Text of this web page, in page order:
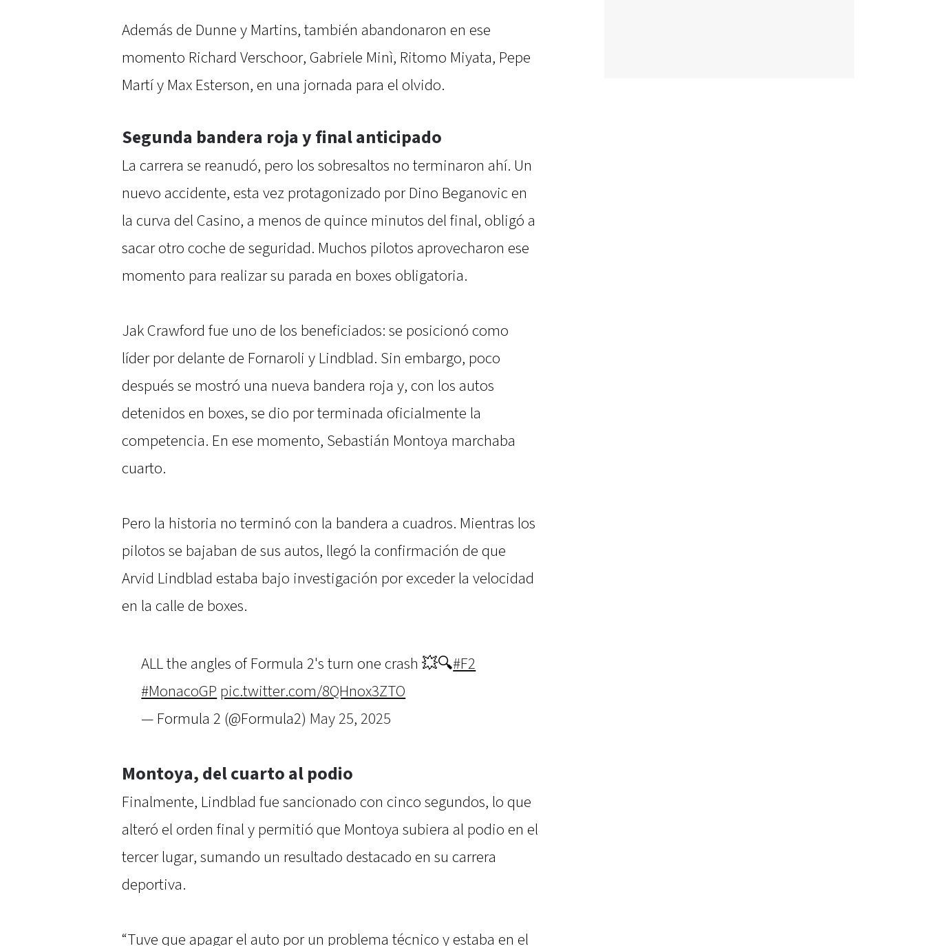
Además de Dunne y Martins, también abandonaron en ese
momento Richard Verschoor, Gabriele Minì, Ritomo Miyata, Pepe
Martí y Max Esterson, en una jornada para el olvido.
Segunda bandera roja y final anticipado
La carrera se reanudó, pero los sobresaltos no terminaron ahí. Un
nuevo accidente, esta vez protagonizado por Dino Beganovic en
la curva del Casino, a menos de quince minutos del final, obligó a
sacar otro coche de seguridad. Muchos pilotos aprovecharon ese
momento para realizar su parada en boxes obligatoria.
Jak Crawford fue uno de los beneficiados: se posicionó como
líder por delante de Fornaroli y Lindblad. Sin embargo, poco
después se mostró una nueva bandera roja y, con los autos
detenidos en boxes, se dio por terminada oficialmente la
competencia. En ese momento, Sebastián Montoya marchaba
cuarto.
Pero la historia no terminó con la bandera a cuadros. Mientras los
pilotos se bajaban de sus autos, llegó la confirmación de que
Arvid Lindblad estaba bajo investigación por exceder la velocidad
en la calle de boxes.
ALL the angles of Formula 2's turn one crash 💥🔍#F2
#MonacoGP pic.twitter.com/8QHnox3ZTO
— Formula 2 (@Formula2) May 25, 2025
Montoya, del cuarto al podio
Finalmente, Lindblad fue sancionado con cinco segundos, lo que
alteró el orden final y permitió que Montoya subiera al podio en el
tercer lugar, sumando un resultado destacado en su carrera
deportiva.
“Tuve que apagar el auto por un problema técnico y estaba en el